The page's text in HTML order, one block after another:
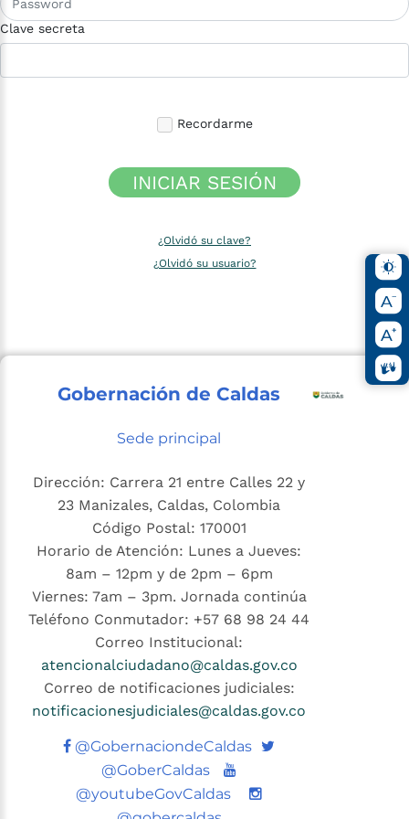
Clave secreta
Recordarme
INICIAR SESIÓN
¿Olvidó su clave?
¿Olvidó su usuario?
Gobernación de Caldas
Sede principal
Dirección: Carrera 21 entre Calles 22 y
23 Manizales, Caldas, Colombia
Código Postal: 170001
Horario de Atención: Lunes a Jueves:
8am – 12pm y de 2pm – 6pm
Viernes: 7am – 3pm. Jornada continúa
Teléfono Conmutador: +57 68 98 24 44
Correo Institucional:
atencionalciudadano@caldas.gov.co
Correo de notificaciones judiciales:
notificacionesjudiciales@caldas.gov.co
@GobernaciondeCaldas Twitter
@GoberCaldas
Youtube
@youtubeGovCaldas